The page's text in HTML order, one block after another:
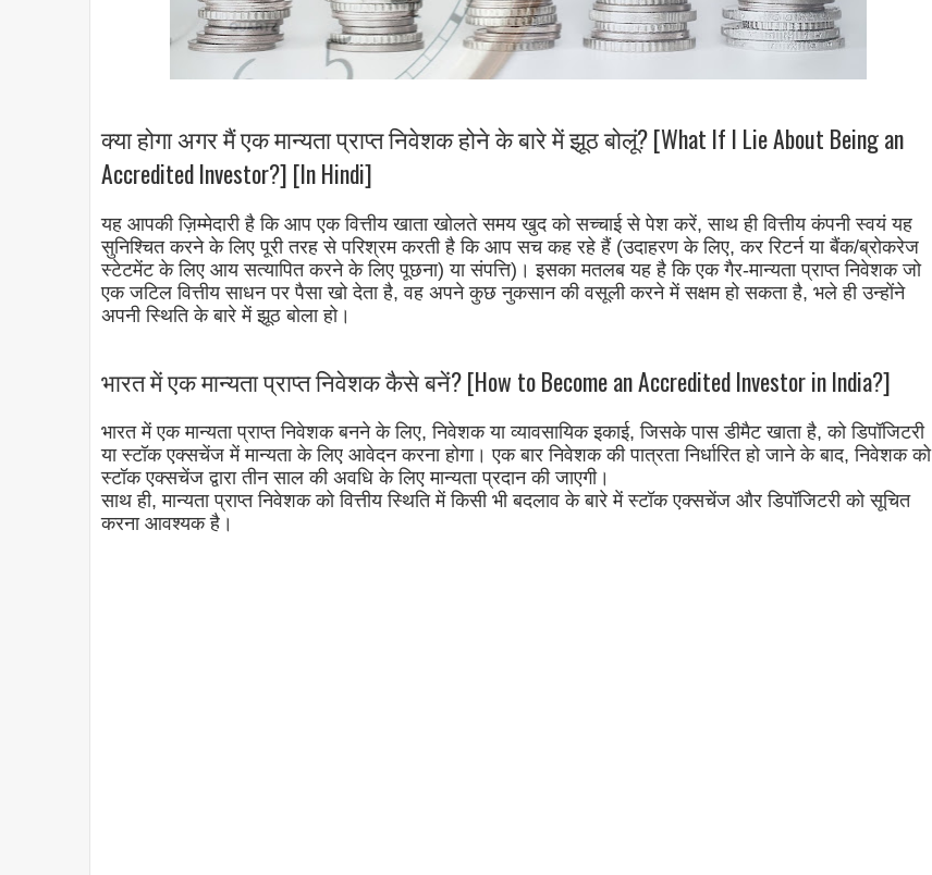
क्या होगा अगर मैं एक मान्यता प्राप्त निवेशक होने के बारे में झूठ बोलूं? [What If I Lie About Being an
Accredited Investor?] [In Hindi]
यह आपकी ज़िम्मेदारी है कि आप एक वित्तीय खाता खोलते समय खुद को सच्चाई से पेश करें, साथ ही वित्तीय कंपनी स्वयं यह
सुनिश्चित करने के लिए पूरी तरह से परिश्रम करती है कि आप सच कह रहे हैं (उदाहरण के लिए, कर रिटर्न या बैंक/ब्रोकरेज
स्टेटमेंट के लिए आय सत्यापित करने के लिए पूछना) या संपत्ति)। इसका मतलब यह है कि एक गैर-मान्यता प्राप्त निवेशक जो
एक जटिल वित्तीय साधन पर पैसा खो देता है, वह अपने कुछ नुकसान की वसूली करने में सक्षम हो सकता है, भले ही उन्होंने
अपनी स्थिति के बारे में झूठ बोला हो।
भारत में एक मान्यता प्राप्त निवेशक कैसे बनें? [How to Become an Accredited Investor in India?]
भारत में एक मान्यता प्राप्त निवेशक बनने के लिए, निवेशक या व्यावसायिक इकाई, जिसके पास डीमैट खाता है, को डिपॉजिटरी
या स्टॉक एक्सचेंज में मान्यता के लिए आवेदन करना होगा। एक बार निवेशक की पात्रता निर्धारित हो जाने के बाद, निवेशक को
स्टॉक एक्सचेंज द्वारा तीन साल की अवधि के लिए मान्यता प्रदान की जाएगी।
साथ ही, मान्यता प्राप्त निवेशक को वित्तीय स्थिति में किसी भी बदलाव के बारे में स्टॉक एक्सचेंज और डिपॉजिटरी को सूचित
करना आवश्यक है।